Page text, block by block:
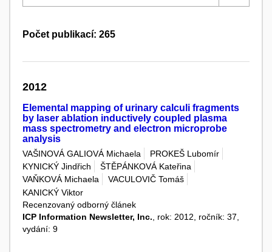
Počet publikací: 265
2012
Elemental mapping of urinary calculi fragments
by laser ablation inductively coupled plasma
mass spectrometry and electron microprobe
analysis
VAŠINOVÁ GALIOVÁ Michaela
PROKEŠ Lubomír
KYNICKÝ Jindřich
ŠTĚPÁNKOVÁ Kateřina
VAŇKOVÁ Michaela
VACULOVIČ Tomáš
KANICKÝ Viktor
Recenzovaný odborný článek
ICP Information Newsletter, Inc. , rok: 2012, ročník: 37,
vydání: 9